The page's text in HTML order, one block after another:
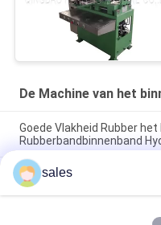
De Machine van het
Goede Vlakheid Rubber
Rubberbandbinnenband
De duurzame Rubberbuis
van het
Pneumatische
sales